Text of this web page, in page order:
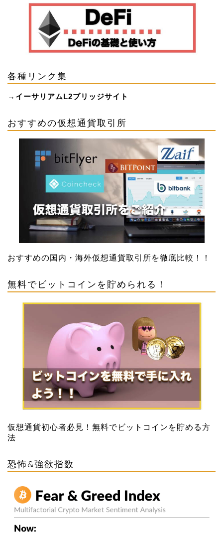
各種リンク集
→ イーサリアムL2ブリッジサイト
おすすめの仮想通貨取引所
おすすめの国内・海外仮想通貨取引所を徹底比較！！
無料でビットコインを貯められる！
仮想通貨初心者必見！無料でビットコインを貯める方
法
恐怖&強欲指数